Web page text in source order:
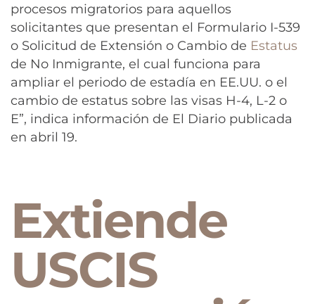
procesos migratorios para aquellos
solicitantes que presentan el Formulario I-539
o Solicitud de Extensión o Cambio de Estatus
de No Inmigrante, el cual funciona para
ampliar el periodo de estadía en EE.UU. o el
cambio de estatus sobre las visas H-4, L-2 o
E”, indica información de El Diario publicada
en abril 19.
Extiende
USCIS